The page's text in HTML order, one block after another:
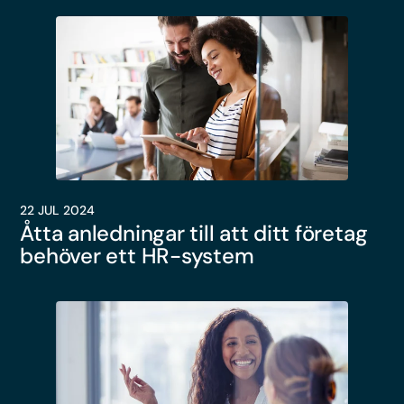
22 JUL 2024
Åtta anledningar till att ditt företag
behöver ett HR-system